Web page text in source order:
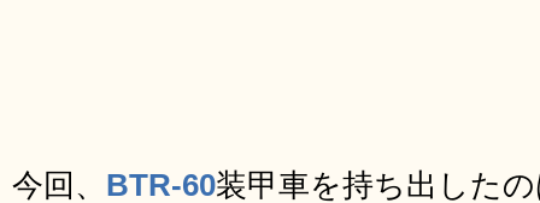
今回、 BTR-60装甲車を持ち出した